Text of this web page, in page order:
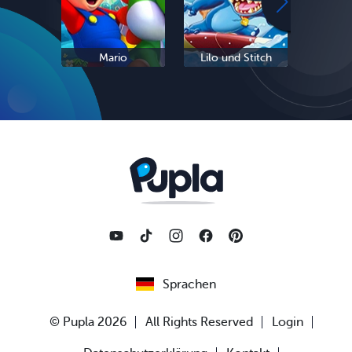
Mario Lilo und Stitch
Sprachen
© Pupla 2026 All Rights Reserved Login